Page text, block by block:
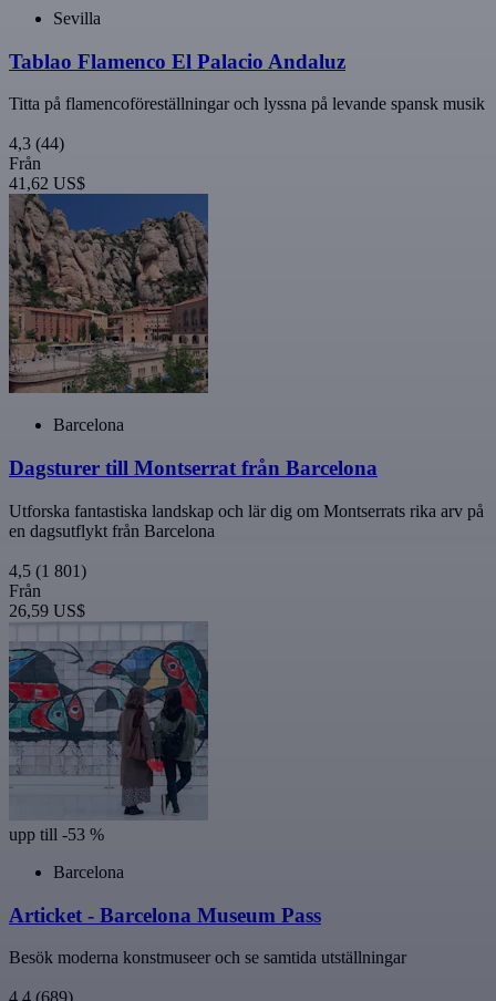
Sevilla
Tablao Flamenco El Palacio Andaluz
Titta på flamencoföreställningar och lyssna på levande spansk musik
4,3 (44)
Från
41,62 US$
Barcelona
Dagsturer till Montserrat från Barcelona
Utforska fantastiska landskap och lär dig om Montserrats rika arv på
en dagsutflykt från Barcelona
4,5 (1 801)
Från
26,59 US$
upp till -53 %
Barcelona
Articket - Barcelona Museum Pass
Besök moderna konstmuseer och se samtida utställningar